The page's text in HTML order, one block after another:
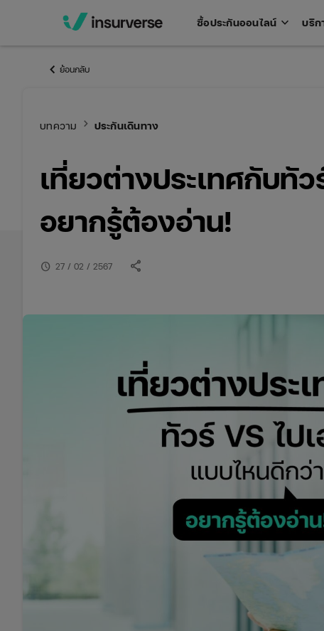
ซื้อประกันออนไลน์ keyboard_arrow_down Open
บริก
keyboard_arrow_left ย้อนกลับ
บทความ keyboard_arrow_right ประกันเดินทาง
เที่ยวต่างประเทศกับทั
อยากรู้ต้องอ่าน!
schedule 27 / 02 / 2567 share